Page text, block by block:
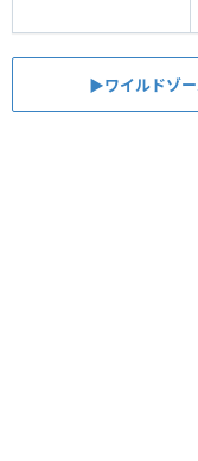
▶︎ワイルドゾー